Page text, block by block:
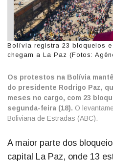
Bolívia registra 23 bloqueios
chegam a La Paz (Fotos:
Os protestos na Bolívia
do presidente Rodrigo Paz,
meses no cargo, com 23
segunda-feira (18). O
Boliviana de Estradas (ABC).
A maior parte dos
capital La Paz, onde 13